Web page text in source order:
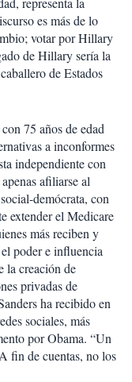
es más de lo
votar por Hillary
de Hillary sería la
de Estados
75 años de edad
a inconformes
independiente con
afiliarse al
demócrata, con
extender el Medicare
más reciben y
poder e influencia
la creación de
privadas de
ha recibido en
sociales, más
por Obama. “Un
fin de cuentas, no los